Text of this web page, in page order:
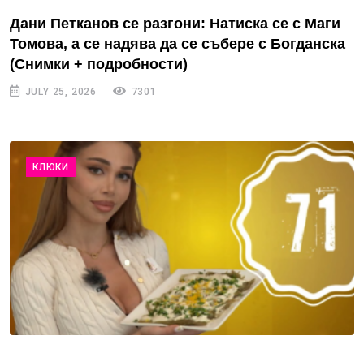
Дани Петканов се разгони: Натиска се с Маги
Томова, а се надява да се събере с Богданска
(Снимки + подробности)
JULY 25, 2026 7301
КЛЮКИ